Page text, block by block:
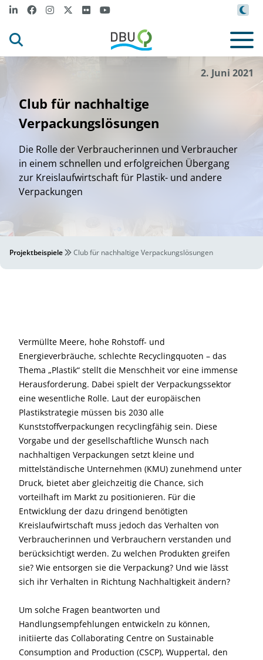
2. Juni 2021
Club für nachhaltige
Verpackungslösungen
Die Rolle der Verbraucherinnen und Verbraucher
in einem schnellen und erfolgreichen Übergang
zur Kreislaufwirtschaft für Plastik- und andere
Verpackungen
Projektbeispiele Club für nachhaltige Verpackungslösungen
Vermüllte Meere, hohe Rohstoff- und
Energieverbräuche, schlechte Recyclingquoten – das
Thema „Plastik“ stellt die Menschheit vor eine immense
Herausforderung. Dabei spielt der Verpackungssektor
eine wesentliche Rolle. Laut der europäischen
Plastikstrategie müssen bis 2030 alle
Kunststoffverpackungen recyclingfähig sein. Diese
Vorgabe und der gesellschaftliche Wunsch nach
nachhaltigen Verpackungen setzt kleine und
mittelständische Unternehmen (KMU) zunehmend unter
Druck, bietet aber gleichzeitig die Chance, sich
vorteilhaft im Markt zu positionieren. Für die
Entwicklung der dazu dringend benötigten
Kreislaufwirtschaft muss jedoch das Verhalten von
Verbraucherinnen und Verbrauchern verstanden und
berücksichtigt werden. Zu welchen Produkten greifen
sie? Wie entsorgen sie die Verpackung? Und wie lässt
sich ihr Verhalten in Richtung Nachhaltigkeit ändern?
Um solche Fragen beantworten und
Handlungsempfehlungen entwickeln zu können,
initiierte das Collaborating Centre on Sustainable
Consumption and Production (CSCP), Wuppertal, den